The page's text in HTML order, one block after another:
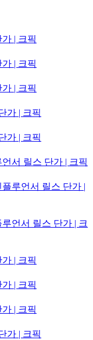
| 크픽
| 크픽
| 크픽
가 | 크픽
가 | 크픽
서 릴스 단가 | 크픽
루언서 릴스 단가 |
언서 릴스 단가 | 크
| 크픽
| 크픽
| 크픽
가 | 크픽